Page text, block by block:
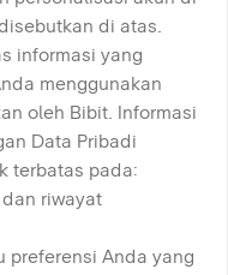
di atas.
informasi yang
menggunakan
oleh Bibit. Informasi
Data Pribadi
terbatas pada:
riwayat
preferensi Anda yang